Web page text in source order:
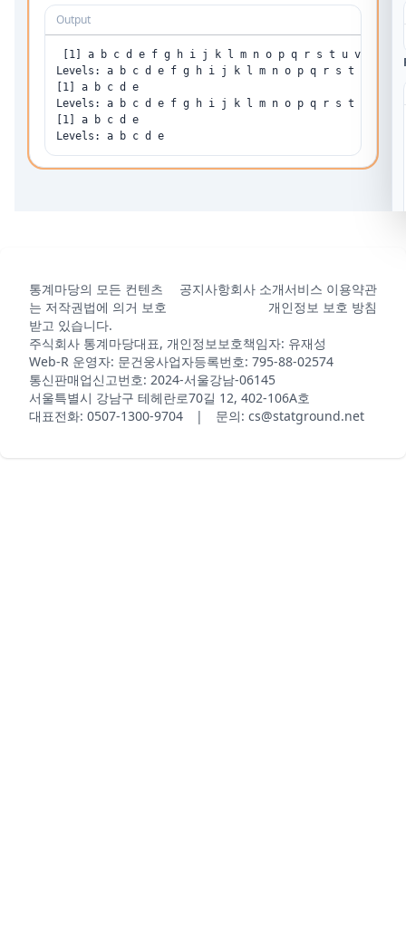
Output
[1] a b c d e f g h i j k l m n o p q r s t u v w x y
Levels: a b c d e f g h i j k l m n o p q r s t u v w
[1] a b c d e
Levels: a b c d e f g h i j k l m n o p q r s t u v w
[1] a b c d e
Levels: a b c d e
통계마당의 모든 컨텐츠
는 저작권법에 의거 보호
받고 있습니다.
공지사항회사 소개서비스 이용약관
개인정보 보호 방침
주식회사 통계마당대표, 개인정보보호책임자: 유재성
Web-R 운영자: 문건웅사업자등록번호: 795-88-02574
통신판매업신고번호: 2024-서울강남-06145
서울특별시 강남구 테헤란로70길 12, 402-106A호
대표전화: 0507-1300-9704 | 문의: cs@statground.net